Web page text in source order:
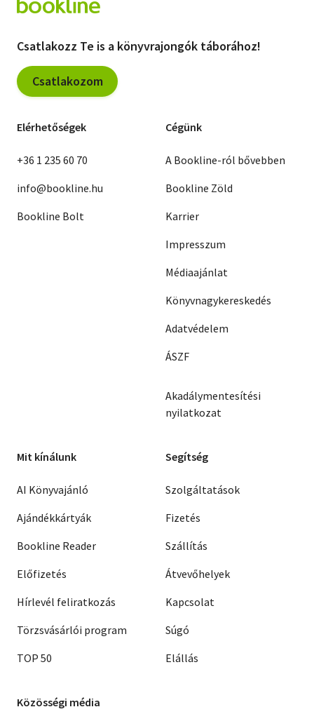
Csatlakozz Te is a könyvrajongók táborához!
Csatlakozom
Elérhetőségek
+36 1 235 60 70
info@bookline.hu
Bookline Bolt
Cégünk
A Bookline-ról bővebben
Bookline Zöld
Karrier
Impresszum
Médiaajánlat
Könyvnagykereskedés
Adatvédelem
ÁSZF
Akadálymentesítési
nyilatkozat
Mit kínálunk
AI Könyvajánló
Ajándékkártyák
Bookline Reader
Előfizetés
Hírlevél feliratkozás
Törzsvásárlói program
TOP 50
Segítség
Szolgáltatások
Fizetés
Szállítás
Átvevőhelyek
Kapcsolat
Súgó
Elállás
Közösségi média